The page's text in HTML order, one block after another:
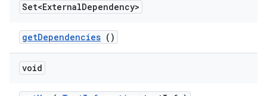
Set<ExternalDependency>
getDependencies ()
void